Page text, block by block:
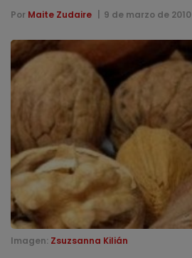
Por Maite Zudaire 9 de marzo de 2010
Imagen: Zsuzsanna Kilián